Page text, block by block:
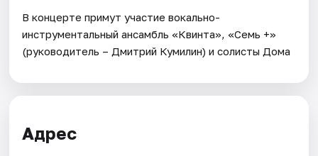
В концерте примут участие вокально-
инструментальный ансамбль «Квинта», «Семь +»
(руководитель – Дмитрий Кумилин) и солисты Дома
Адрес